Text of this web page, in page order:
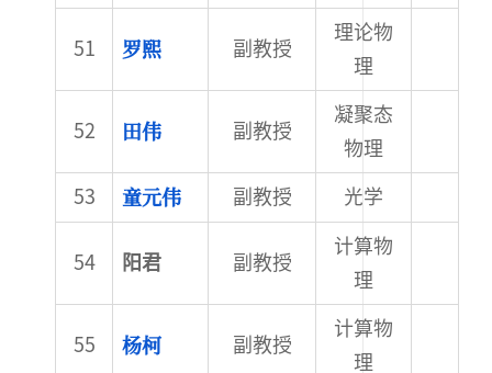
罗熙 副教授
理论物
理
田伟 副教授
凝聚态
物理
童元伟 副教授 光学
阳君 副教授
计算物
理
杨柯 副教授
计算物
理